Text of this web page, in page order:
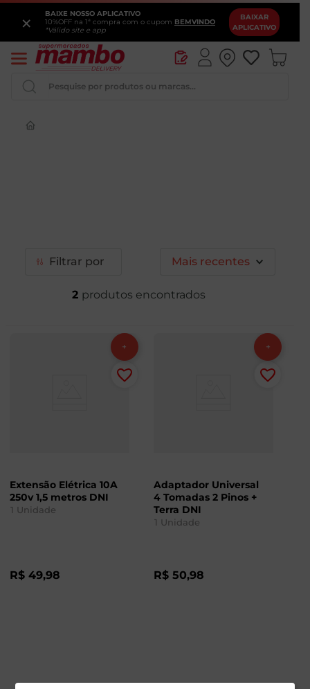
BAIXE NOSSO APLICATIVO
10%OFF na 1ª compra com o cupom BEMVINDO
*Válido site e app
BAIXAR
APLICATIVO
×
Pesquise por produtos ou marcas...
Filtrar Mais recentes
2
Extensão Elétrica 10A
250v 1,5 metros DNI
1 Unidade
R$ 49,98
Adaptador Universal
4 Tomadas 2 Pinos +
Terra DNI
1 Unidade
R$ 50,98